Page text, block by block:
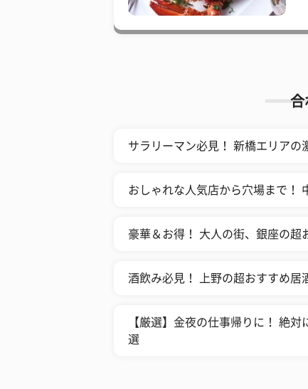
合
サラリーマン必見！ 新橋エリアの
おしゃれな人気店から穴場まで！
豪華＆お得！ 大人の街、銀座の超
酒飲み必見！ 上野の超おすすめ居
【厳選】金夜の仕事帰りに！ 絶
選